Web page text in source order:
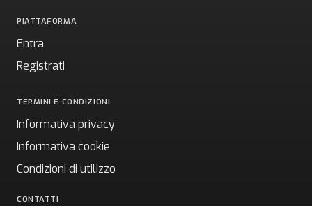
PIATTAFORMA
Entra
Registrati
TERMINI E CONDIZIONI
Informativa privacy
Informativa cookie
Condizioni di utilizzo
CONTATTI